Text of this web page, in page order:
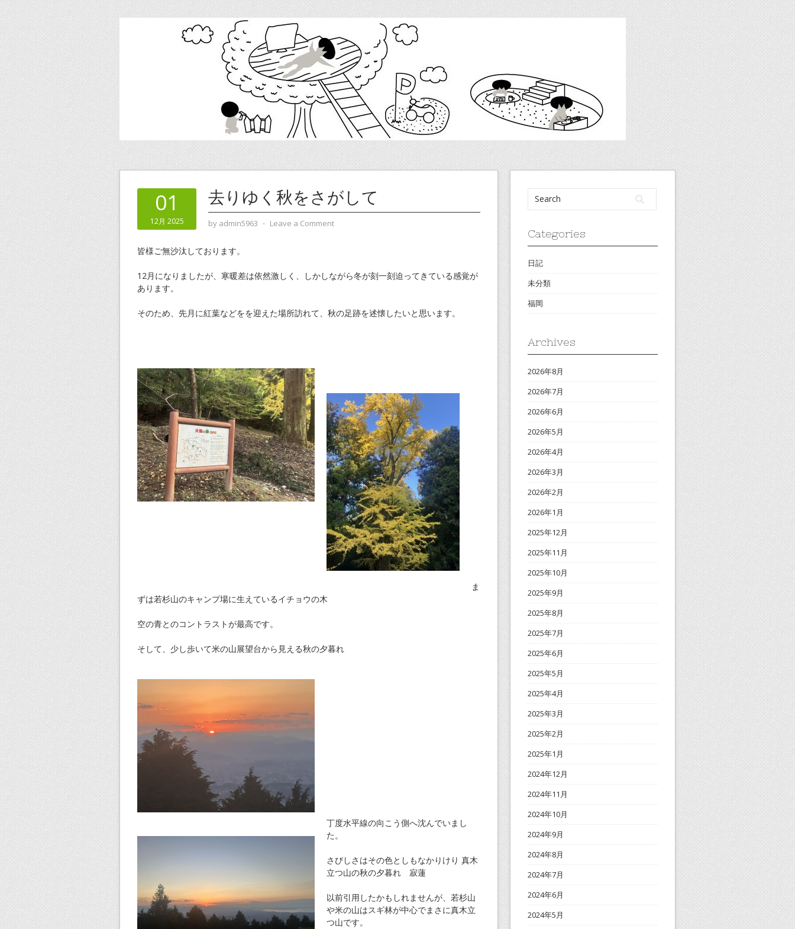
01
12月 2025
去りゆく秋をさがして
by admin5963 ⋅ Leave a Comment
皆様ご無沙汰しております。
12月になりましたが、寒暖差は依然激しく、しかしながら冬が刻一刻迫ってきている感覚が
あります。
そのため、先月に紅葉などをを迎えた場所訪れて、秋の足跡を述懐したいと思います。
ま
ずは若杉山のキャンプ場に生えているイチョウの木
空の青とのコントラストが最高です。
そして、少し歩いて米の山展望台から見える秋の夕暮れ
丁度水平線の向こう側へ沈んでいまし
た。
さびしさはその色としもなかりけり 真木
立つ山の秋の夕暮れ 寂蓮
以前引用したかもしれませんが、若杉山
や米の山はスギ林が中心でまさに真木立
つ山です。
Categories
日記
未分類
福岡
Archives
2026年8月
2026年7月
2026年6月
2026年5月
2026年4月
2026年3月
2026年2月
2026年1月
2025年12月
2025年11月
2025年10月
2025年9月
2025年8月
2025年7月
2025年6月
2025年5月
2025年4月
2025年3月
2025年2月
2025年1月
2024年12月
2024年11月
2024年10月
2024年9月
2024年8月
2024年7月
2024年6月
2024年5月